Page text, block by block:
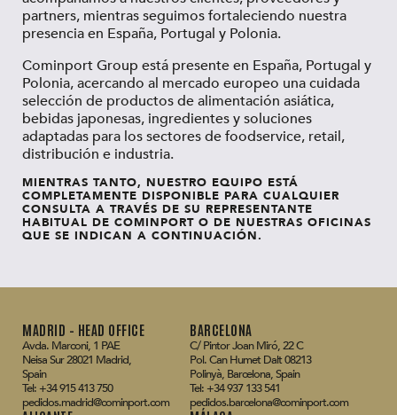
partners, mientras seguimos fortaleciendo nuestra
presencia en España, Portugal y Polonia.
Cominport Group está presente en España, Portugal y
Polonia, acercando al mercado europeo una cuidada
selección de productos de alimentación asiática,
bebidas japonesas, ingredientes y soluciones
adaptadas para los sectores de foodservice, retail,
distribución e industria.
MIENTRAS TANTO, NUESTRO EQUIPO ESTÁ
COMPLETAMENTE DISPONIBLE PARA CUALQUIER
CONSULTA A TRAVÉS DE SU REPRESENTANTE
HABITUAL DE COMINPORT O DE NUESTRAS OFICINAS
QUE SE INDICAN A CONTINUACIÓN.
MADRID – HEAD OFFICE
Avda. Marconi, 1 PAE
Neisa Sur 28021 Madrid,
Spain
Tel: +34 915 413 750
pedidos.madrid@cominport.com
BARCELONA
C/ Pintor Joan Miró, 22 C
Pol. Can Humet Dalt 08213
Polinyà, Barcelona, Spain
Tel: +34 937 133 541
pedidos.barcelona@cominport.com